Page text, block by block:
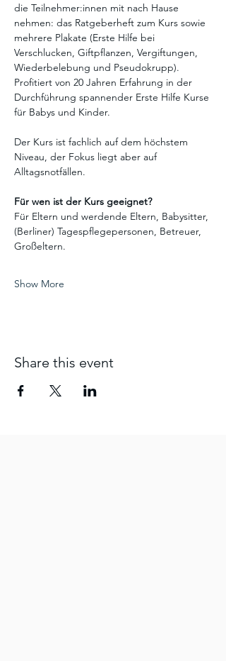
die Teilnehmer:innen mit nach Hause
nehmen: das Ratgeberheft zum Kurs sowie
mehrere Plakate (Erste Hilfe bei
Verschlucken, Giftpflanzen, Vergiftungen,
Wiederbelebung und Pseudokrupp).
Profitiert von 20 Jahren Erfahrung in der
Durchführung spannender Erste Hilfe Kurse
für Babys und Kinder.
Der Kurs ist fachlich auf dem höchstem
Niveau, der Fokus liegt aber auf
Alltagsnotfällen.
Für wen ist der Kurs geeignet?
Für Eltern und werdende Eltern, Babysitter,
(Berliner) Tagespflegepersonen, Betreuer,
Großeltern.
Show More
Share this event